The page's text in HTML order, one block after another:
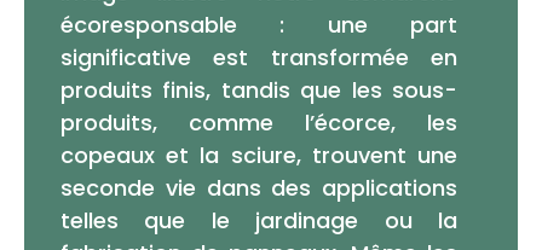
écoresponsable : une part
significative est transformée en
produits finis, tandis que les sous-
produits, comme l’écorce, les
copeaux et la sciure, trouvent une
seconde vie dans des applications
telles que le jardinage ou la